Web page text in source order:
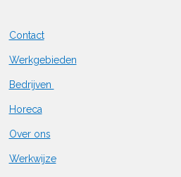
Contact
Werkgebieden
Bedrijven
Horeca
Over ons
Werkwijze